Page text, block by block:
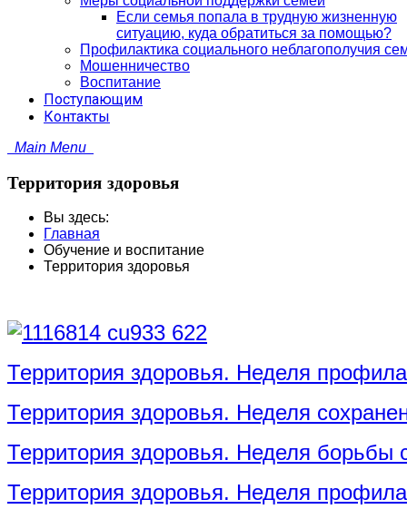
Если семья попала в трудную жизненную
ситуацию, куда обратиться за помощью?
Профилактика социального неблагополучия
Мошенничество
Воспитание
Поступающим
Контакты
Main Menu
Территория здоровья
Вы здесь:
Главная
Обучение и воспитание
Территория здоровья
Территория здоровья. Неделя
Территория здоровья. Неделя
Территория здоровья. Неделя борьбы
Территория здоровья. Неделя